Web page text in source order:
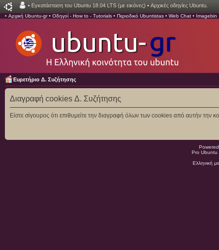
• Εγκατάσταση του Ubuntu 18.04 LTS (με εικόνες) • Αρχικές οδηγίες Ubuntu.
• Αρχική Ubuntu-gr• Οδηγοί - How to - Tutorials • Περιοδικό Ubuntistas • Web Chat • Imagebin
Ευρετήριο Δ. Συζήτησης
Διαγραφή cookies Δ. Συζήτησης
Είστε σίγουρος ότι επιθυμείτε την διαγραφή όλων των cookies από αυτήν την
Pro
Ελληνική